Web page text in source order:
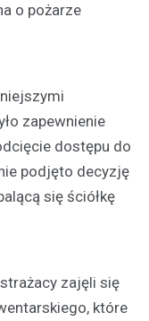
o pożarze
zapewnienie
dostępu do
podjęto decyzję
się ściółkę
zajęli się
które